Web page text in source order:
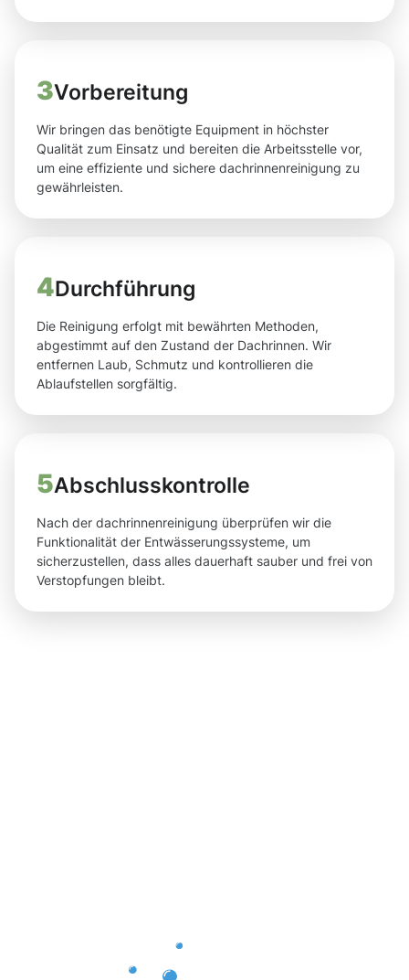
3Vorbereitung
Wir bringen das benötigte Equipment in höchster
Qualität zum Einsatz und bereiten die Arbeitsstelle vor,
um eine effiziente und sichere dachrinnenreinigung zu
gewährleisten.
4Durchführung
Die Reinigung erfolgt mit bewährten Methoden,
abgestimmt auf den Zustand der Dachrinnen. Wir
entfernen Laub, Schmutz und kontrollieren die
Ablaufstellen sorgfältig.
5Abschlusskontrolle
Nach der dachrinnenreinigung überprüfen wir die
Funktionalität der Entwässerungssysteme, um
sicherzustellen, dass alles dauerhaft sauber und frei von
Verstopfungen bleibt.